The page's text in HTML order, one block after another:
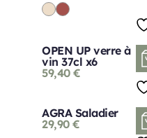
OPEN UP verre à
vin 37cl x6
59,40 €
AGRA Saladier
29,90 €